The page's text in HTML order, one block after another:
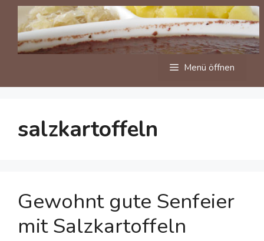
Zum
Inhalt
springen
Menü öffnen
salzkartoffeln
Gewohnt gute Senfeier
mit Salzkartoffeln